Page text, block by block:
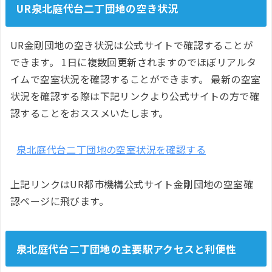
UR泉北庭代台二丁団地の空き状況
UR金剛団地の空き状況は公式サイトで確認することが
できます。 1日に複数回更新されますのでほぼリアルタ
イムで空室状況を確認することができます。 最新の空室
状況を確認する際は下記リンクより公式サイトの方で確
認することをおススメいたします。
泉北庭代台二丁団地の空室状況を確認する
上記リンクはUR都市機構公式サイト金剛団地の空室確
認ページに飛びます。
泉北庭代台二丁団地の主要駅アクセスと利便性